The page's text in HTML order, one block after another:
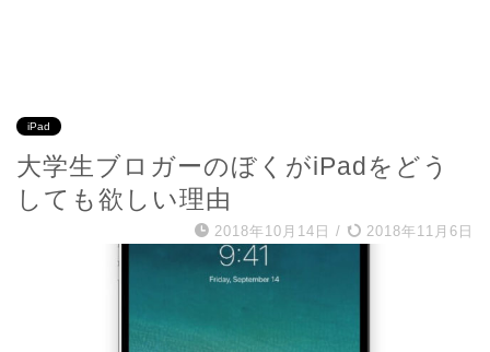
iPad
大学生ブロガーのぼくがiPadをどう
しても欲しい理由
2018年10月14日 / 2018年11月6日